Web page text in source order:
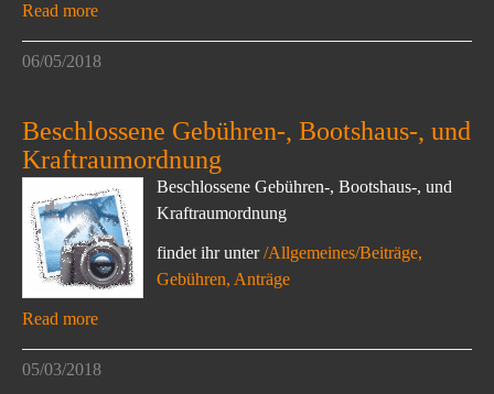
Read more
06/05/2018
Beschlossene Gebühren-, Bootshaus-, und
Kraftraumordnung
Beschlossene Gebühren-, Bootshaus-, und
Kraftraumordnung
findet ihr unter/Allgemeines/Beiträge,
Gebühren, Anträge
Read more
05/03/2018